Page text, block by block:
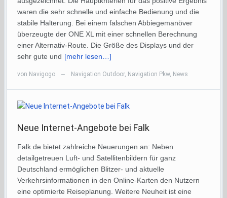
waren die sehr schnelle und einfache Bedienung und die
stabile Halterung. Bei einem falschen Abbiegemanöver
überzeugte der ONE XL mit einer schnellen Berechnung
einer Alternativ-Route. Die Größe des Displays und der
sehr gute und [mehr lesen…]
von Navigogo — Navigation Outdoor, Navigation Pkw, News
Neue Internet-Angebote bei Falk
Falk.de bietet zahlreiche Neuerungen an: Neben
detailgetreuen Luft- und Satellitenbildern für ganz
Deutschland ermöglichen Blitzer- und aktuelle
Verkehrsinformationen in den Online-Karten den Nutzern
eine optimierte Reiseplanung. Weitere Neuheit ist eine